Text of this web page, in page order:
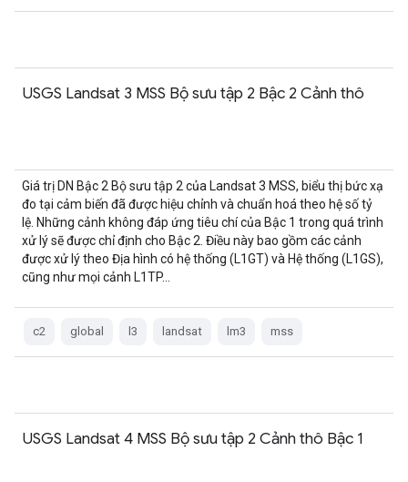
USGS Landsat 3 MSS Bộ sưu tập 2 Bậc 2 Cảnh thô
Giá trị DN Bậc 2 Bộ sưu tập 2 của Landsat 3 MSS, biểu thị bức xạ
đo tại cảm biến đã được hiệu chỉnh và chuẩn hoá theo hệ số tỷ
lệ. Những cảnh không đáp ứng tiêu chí của Bậc 1 trong quá trình
xử lý sẽ được chỉ định cho Bậc 2. Điều này bao gồm các cảnh
được xử lý theo Địa hình có hệ thống (L1GT) và Hệ thống (L1GS),
cũng như mọi cảnh L1TP…
c2 global l3 landsat lm3 mss
USGS Landsat 4 MSS Bộ sưu tập 2 Cảnh thô Bậc 1